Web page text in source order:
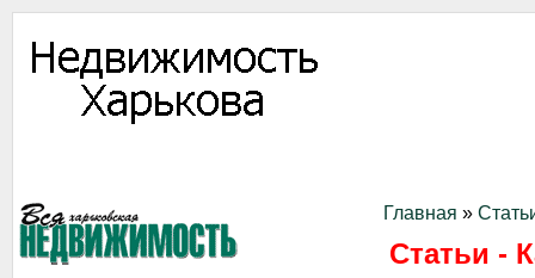
Главная »
Статьи -